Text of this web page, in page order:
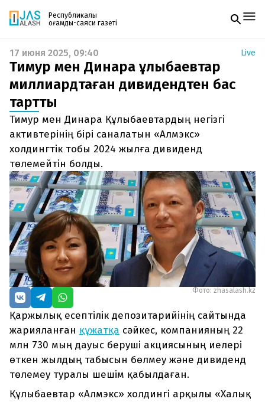
Республикалық
қоғамдық-саяси газеті
Жаңалықтар
Спорт
Live
Руханият
Аймақ
Архив
Заң және тәртіп
Редакциямен байланыс
+7 708 604 51 06
Жарнама бөлімі
+7 701 220 64 52
Пошта
zhasalash100@gmail.com
Газетке жазылу
PDF форматтағы газетті ай сайын электронды
поштаңызға алып отырыңыз. Жаңа нөмір
шыққан сәтте сізге бірден жіберіледі. Тек email
енгізіңіз, біз қалғанын өзіміз жібереміз.
17 июня 2025, 09:40 Live
Тимур мен Динара Құлыбаевтар
миллиардтаған дивидендтен бас
тартты
Тимур мен Динара Құлыбаевтардың негізгі
активтерінің бірі саналатын «Алмэкс»
холдингтік тобы 2024 жылға дивиденд
төлемейтін болды.
Фото: zhasalash.kz
Қаржылық есептілік депозитарийінің сайтында
жарияланған құжатқа сәйкес, компанияның 22
млн 730 мың дауыс беруші акциясының иелері
өткен жылдың табысын бөлмеу және дивиденд
төлемеу туралы шешім қабылдаған.
Құлыбаевтар «Алмэкс» холдингі арқылы «Халық